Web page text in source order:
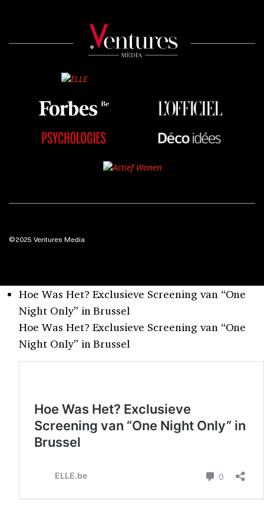
©2025 Ventures Media
Hoe Was Het? Exclusieve Screening van “One
Night Only” in Brussel
Hoe Was Het? Exclusieve Screening van “One
Night Only” in Brussel